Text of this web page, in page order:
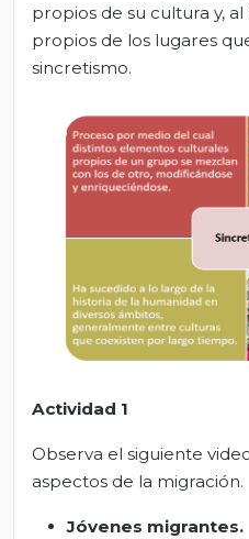
propios de su cultura y,
propios de los lugares
sincretismo.
Actividad 1
Observa el siguiente
aspectos de la migración.
Jóvenes migrantes.